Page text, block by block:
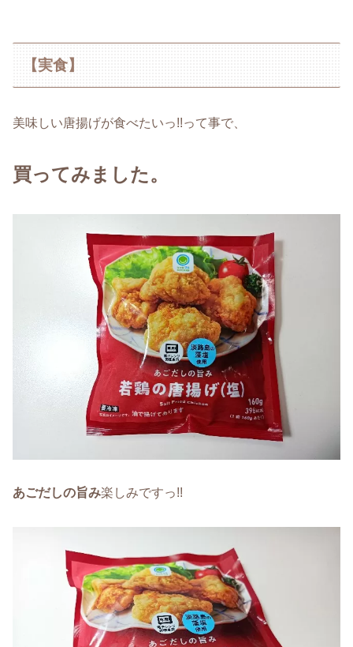
【実食】
美味しい唐揚げが食べたいっ!!って事で、
買ってみました。
あごだしの旨み楽しみですっ!!